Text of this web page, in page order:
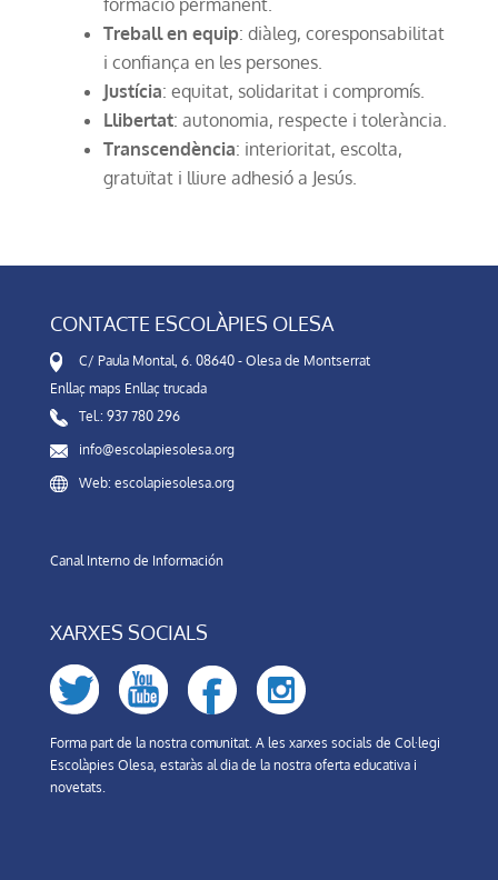
formació permanent.
Treball en equip: diàleg, coresponsabilitat
i confiança en les persones.
Justícia: equitat, solidaritat i compromís.
Llibertat: autonomia, respecte i tolerància.
Transcendència: interioritat, escolta,
gratuïtat i lliure adhesió a Jesús.
CONTACTE ESCOLÀPIES OLESA
C/ Paula Montal, 6. 08640 - Olesa de Montserrat
Enllaç maps
Tel.: 937 780 296
Enllaç trucada
info@escolapiesolesa.org
Web: escolapiesolesa.org
Canal Interno de Información
XARXES SOCIALS
Forma part de la nostra comunitat. A les xarxes socials de Col·legi
Escolàpies Olesa, estaràs al dia de la nostra oferta educativa i
novetats.